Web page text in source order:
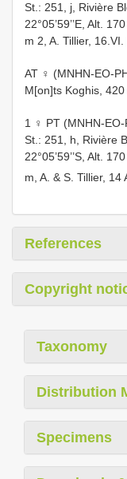
St.: 251, j, Rivière
22°05’59’’E, Alt.
m 2, A. Tillier, 16.VI.
AT ♀ (MNHN-EO-
M[on]ts Koghis,
1 ♀ PT (MNHN-EO-
St.: 251, h, Rivière
22°05’59’’S, Alt.
m, A. & S. Tillier, 14
References
Copyright
Taxonomy
Distribution
Specimens